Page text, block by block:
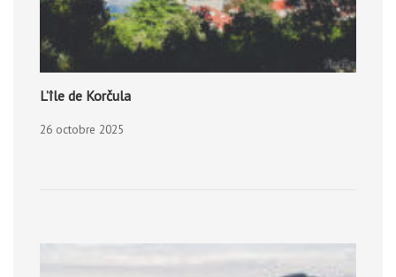
L’île de Korčula
26 octobre 2025